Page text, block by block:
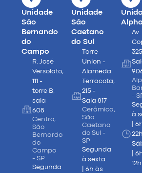
Unidade
São
Bernando
do
Campo
R. José
Versolato,
111 -
torre B,
sala
608
Centro,
São
Bernardo
do
Campo
- SP
Segunda
Unidade
São
Caetano
do Sul
Torre
Union -
Alameda
Terracota,
215 -
Sala 817
Cerâmica,
São
Caetano
do Sul -
SP
Segunda
à sexta
| 6h às
Av.
-
à
|
22h
|
12h